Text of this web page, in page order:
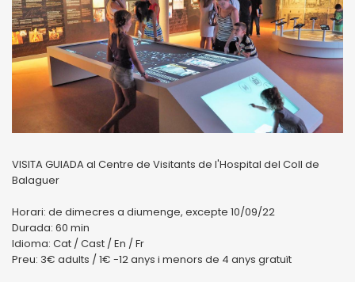
VISITA GUIADA al Centre de Visitants de l'Hospital del Coll de
Balaguer
Horari: de dimecres a diumenge, excepte 10/09/22
Durada: 60 min
Idioma: Cat / Cast / En / Fr
Preu: 3€ adults / 1€ -12 anys i menors de 4 anys gratuït